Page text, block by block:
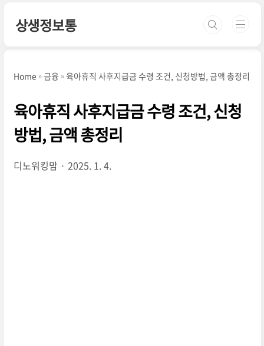
상생정보통
Home 금융 육아휴직 사후지급금 수령 조건, 신청방법, 금액 총정리
육아휴직 사후지급금 수령 조건, 신청
방법, 금액 총정리
디노워킹맘 2025. 1. 4.